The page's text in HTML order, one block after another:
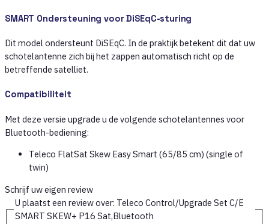
SMART Ondersteuning voor DiSEqC-sturing
Dit model ondersteunt DiSEqC. In de praktijk betekent dit dat uw
schotelantenne zich bij het zappen automatisch richt op de
betreffende satelliet.
Compatibiliteit
Met deze versie upgrade u de volgende schotelantennes voor
Bluetooth-bediening:
Teleco FlatSat Skew Easy Smart (65/85 cm) (single of
twin)
Schrijf uw eigen review
U plaatst een review over: Teleco Control/Upgrade Set C/E
SMART SKEW+ P16 Sat,Bluetooth